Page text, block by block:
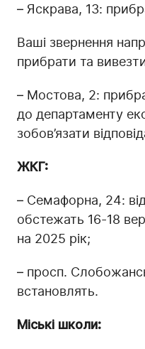
– Яскрава, 13:
Ваші звернення
прибрати та
– Мостова, 2:
до департаменту
зобов’язати
ЖКГ:
– Семафорна, 24:
обстежать 16-18
на 2025 рік;
– просп.
встановлять.
Міські школи: